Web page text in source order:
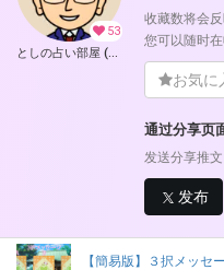
53
としの占い部屋 (弐参肆の斗司)
收藏数将会反
您可以随时
お気に
通过分享页
发送分享推
发布
【簡易版】３択メッセー